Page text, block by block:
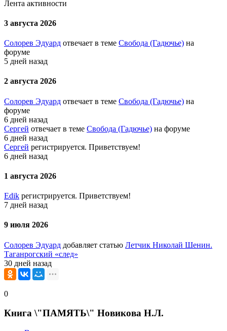
Лента активности
3 августа 2026
Солорев Эдуард отвечает в теме Свобода (Гадючье) на
форуме
5 дней назад
2 августа 2026
Солорев Эдуард отвечает в теме Свобода (Гадючье) на
форуме
6 дней назад
Сергей отвечает в теме Свобода (Гадючье) на форуме
6 дней назад
Сергей регистрируется. Приветствуем!
6 дней назад
1 августа 2026
Edik регистрируется. Приветствуем!
7 дней назад
9 июля 2026
Солорев Эдуард добавляет статью Летчик Николай Шенин.
Таганрогский «след»
30 дней назад
0
Книга \"ПАМЯТЬ\" Новикова Н.Л.